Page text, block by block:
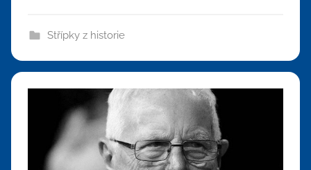
Střípky z historie